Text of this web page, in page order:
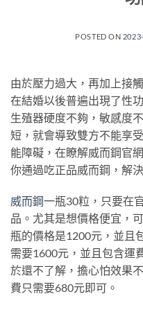
POSTED ON
由於壓力過大，再加上接
在結婚以後普遍出現了性
生殖器硬度不夠，敏感度
短，就會導致雙方不能享
能障礙，在瞭解威而鋼官
你通過吃正品威而鋼，解
威而鋼一瓶30粒，只要在
品。尤其是想價格便宜，
瓶的價格是1200元，並且
需要1600元，並且包含運
於還不了解，擔心怕效果
費只需要680元即可。